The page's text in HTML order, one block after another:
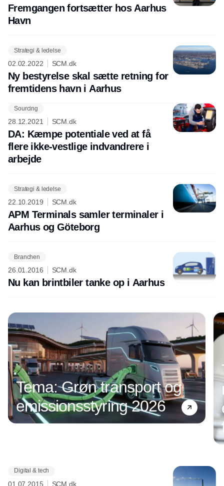
Fremgangen fortsætter hos Aarhus
Havn
Strategi & ledelse
02.02.2022 SCM.dk
Ny bestyrelse skal sætte retning for
fremtidens havn i Aarhus
Sourcing
28.12.2021 SCM.dk
DA: Kæmpe potentiale ved at få
flere ikke-vestlige indvandrere i
arbejde
Strategi & ledelse
22.10.2019 SCM.dk
APM Terminals samler terminaler i
Aarhus og Göteborg
Branchen
26.01.2016 SCM.dk
Nu kan brintbiler tanke op i Aarhus
Tema: Grøn transport og
emissionsstyring 2026
Digital & tech
01.07.2015 SCM.dk